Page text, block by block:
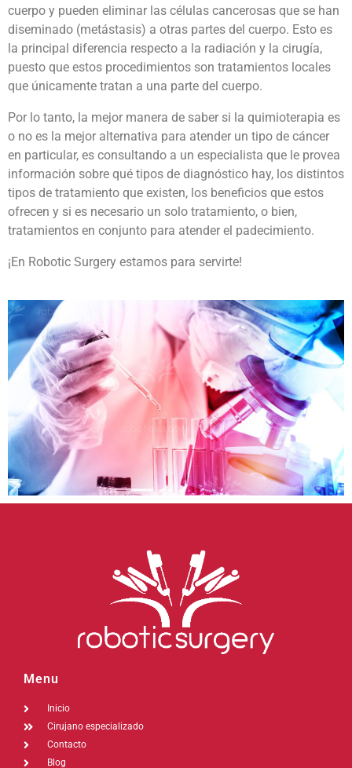
cuerpo y pueden eliminar las células cancerosas que se han
diseminado (metástasis) a otras partes del cuerpo. Esto es
la principal diferencia respecto a la radiación y la cirugía,
puesto que estos procedimientos son tratamientos locales
que únicamente tratan a una parte del cuerpo.
Por lo tanto, la mejor manera de saber si la quimioterapia es
o no es la mejor alternativa para atender un tipo de cáncer
en particular, es consultando a un especialista que le provea
información sobre qué tipos de diagnóstico hay, los distintos
tipos de tratamiento que existen, los beneficios que estos
ofrecen y si es necesario un solo tratamiento, o bien,
tratamientos en conjunto para atender el padecimiento.
¡En Robotic Surgery estamos para servirte!
Menu
Inicio
Cirujano especializado
Contacto
Blog